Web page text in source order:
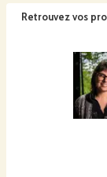
Retrouvez vos